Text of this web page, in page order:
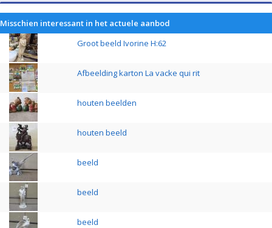
Misschien interessant in het actuele aanbod
Groot beeld Ivorine H:62
Afbeelding karton La vacke qui rit
houten beelden
houten beeld
beeld
beeld
beeld